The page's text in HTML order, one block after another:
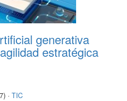
generativa
estratégica
· TIC